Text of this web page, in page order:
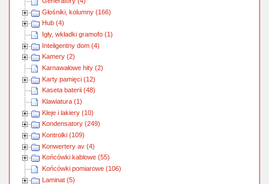
Głośniki, kolumny (166)
Hub (4)
Igły, wkładki gramofo (1)
Inteligentny dom (4)
Kamery (2)
Karnawałowe hity (2)
Karty pamięci (12)
Kaseta baterii (48)
Klawiatura (1)
Kleje i lakiery (10)
Kondensatory (249)
Kontrolki (109)
Konwertery av (4)
Końcówki kablowe (55)
Końcówki pomiarowe (106)
Laminat (5)